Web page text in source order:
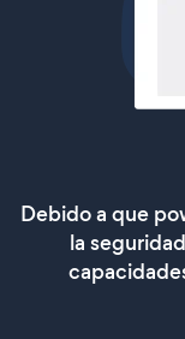
Debido a que
la